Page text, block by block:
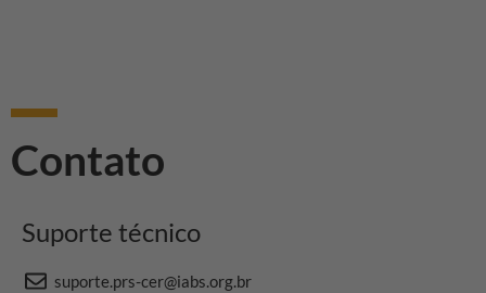
Contato
Suporte técnico
suporte.prs-cer@iabs.org.br